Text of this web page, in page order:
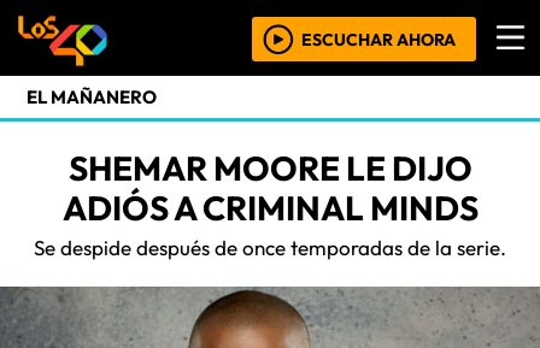
ESCUCHAR AHORA
EL MAÑANERO
SHEMAR MOORE LE DIJO
ADIÓS A CRIMINAL MINDS
Se despide después de once temporadas de la serie.